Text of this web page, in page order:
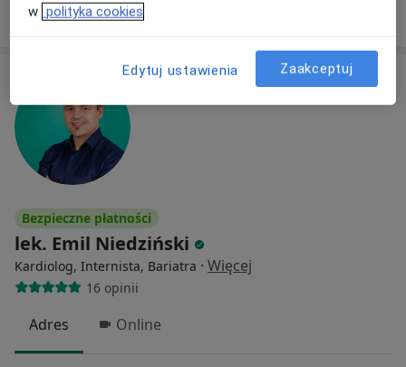
Pokaż profil
Bezpieczne płatności
lek. Emil Niedziński
Kardiolog, Internista, Bariatra · Więcej
16 opinii
Adres Online
w polityka cookies
Edytuj ustawienia Zaakceptuj